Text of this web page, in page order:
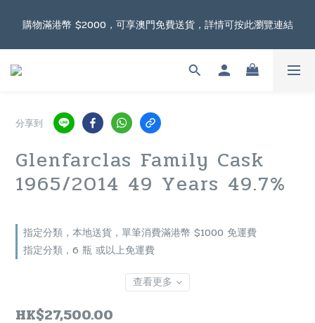
醉的酒類。
購物滿港幣 $2000，可享澳門免費送貨，詳情可按此瀏覽連結
根據香港法律，不得在業務過程中，向未成年人售賣或供應令人醺
分享到
Glenfarclas Family Cask
1965/2014 49 Years 49.7%
指定分類，本地送貨，單筆消費滿港幣 $1000 免運費
指定分類，6 瓶 或以上免運費
查看更多
HK$27,500.00